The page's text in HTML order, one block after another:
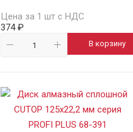
Цена за 1 шт с НДС
374 ₽
В корзину